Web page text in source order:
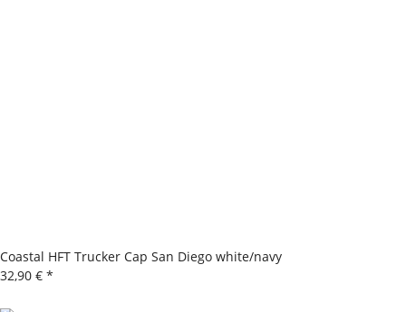
Coastal HFT Trucker Cap San Diego white/navy
32,90 € *